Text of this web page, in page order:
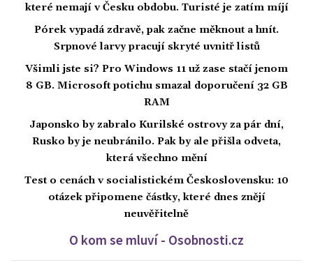
které nemají v Česku obdobu. Turisté je zatím míjí
Pórek vypadá zdravě, pak začne měknout a hnít.
Srpnové larvy pracují skryté uvnitř listů
Všimli jste si? Pro Windows 11 už zase stačí jenom
8 GB. Microsoft potichu smazal doporučení 32 GB
RAM
Japonsko by zabralo Kurilské ostrovy za pár dní,
Rusko by je neubránilo. Pak by ale přišla odveta,
která všechno mění
Test o cenách v socialistickém Československu: 10
otázek připomene částky, které dnes znějí
neuvěřitelně
O kom se mluví - Osobnosti.cz